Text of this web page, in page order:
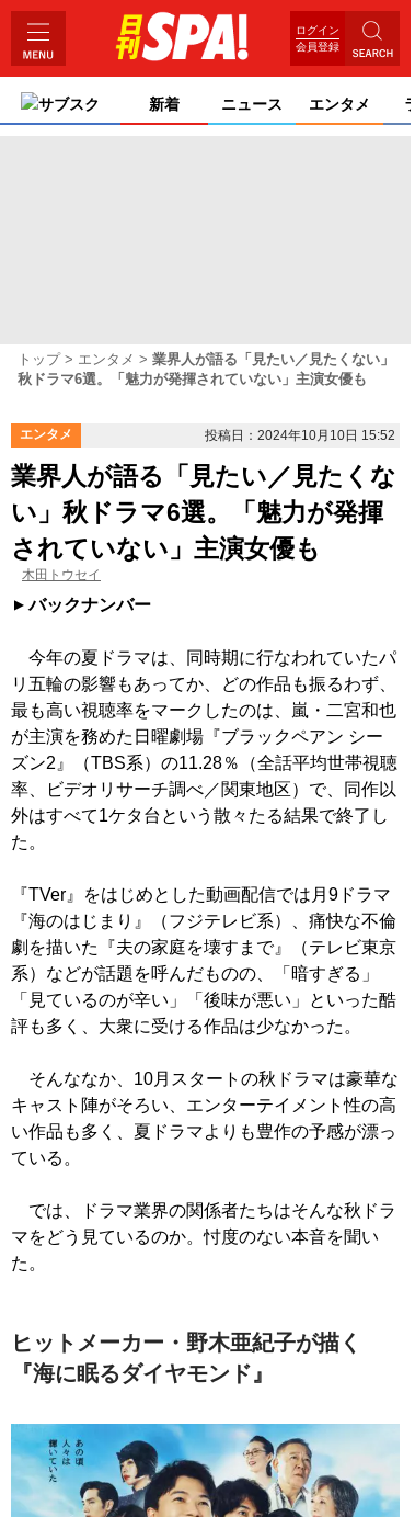
ログイン
会員登録
サブスク 新着 ニュース エンタメ
トップ エンタメ
業界人が語る「見たい／見たくない」
秋ドラマ6選。「魅力が発揮されていない」主演女優も
エンタメ 投稿日：2024年10月10日 15:52
業界人が語る「見たい／見たくな
い」秋ドラマ6選。「魅力が発揮
されていない」主演女優も
木田トウセイ
バックナンバー
今年の夏ドラマは、同時期に行なわれていたパ
リ五輪の影響もあってか、どの作品も振るわず、
最も高い視聴率をマークしたのは、嵐・二宮和也
が主演を務めた日曜劇場『ブラックペアン シー
ズン2』（TBS系）の11.28％（全話平均世帯視聴
率、ビデオリサーチ調べ／関東地区）で、同作以
外はすべて1ケタ台という散々たる結果で終了し
た。
『TVer』をはじめとした動画配信では月9ドラマ
『海のはじまり』（フジテレビ系）、痛快な不倫
劇を描いた『夫の家庭を壊すまで』（テレビ東京
系）などが話題を呼んだものの、「暗すぎる」
「見ているのが辛い」「後味が悪い」といった酷
評も多く、大衆に受ける作品は少なかった。
そんななか、10月スタートの秋ドラマは豪華な
キャスト陣がそろい、エンターテイメント性の高
い作品も多く、夏ドラマよりも豊作の予感が漂っ
ている。
では、ドラマ業界の関係者たちはそんな秋ドラ
マをどう見ているのか。忖度のない本音を聞い
た。
ヒットメーカー・野木亜紀子が描く
『海に眠るダイヤモンド』